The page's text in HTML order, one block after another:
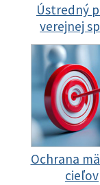
Ústredný
verejnej
Ochrana
cieľov